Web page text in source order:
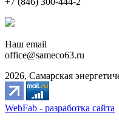
Наш email
office@sameco63.ru
2026, Самарская
WebFab - разработка сайта